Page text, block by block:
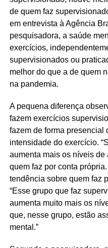
de quem faz
em entrevista à Agência
pesquisadora, a saúde
exercícios,
supervisionados ou
melhor do que a de quem
na pandemia.
A pequena diferença
fazem exercícios
fazem de forma presencial
intensidade do exercício.
aumenta mais os níveis
quem faz por conta
tendência sobre quem faz
“Esse grupo que faz
aumenta muito mais os
que, nesse grupo, estão
mental.”